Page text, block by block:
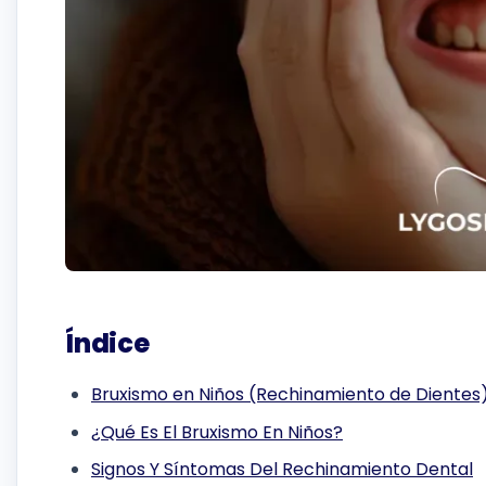
Índice
Bruxismo en Niños (Rechinamiento de
¿Qué Es El Bruxismo En Niños?
Signos Y Síntomas Del Rechinamiento Dental